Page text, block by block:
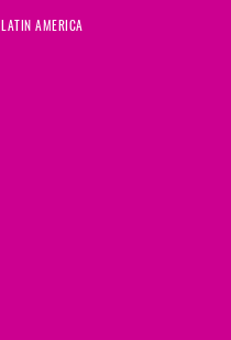
LATIN AMERICA